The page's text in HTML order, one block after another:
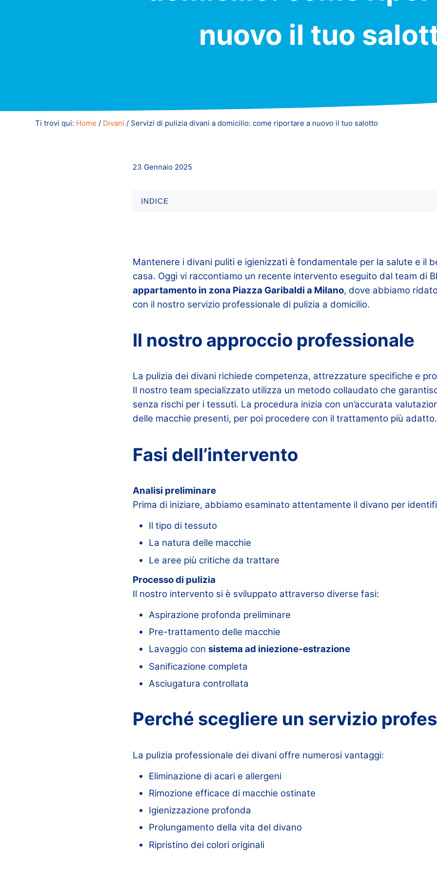
nuovo il tuo
Ti trovi qui: Home / Divani / Servizi di pulizia divani a domicilio: come riportare a nuovo il tuo salotto
23 Gennaio 2025
INDICE
Mantenere i divani puliti e igienizzati è fondamentale per la salute e il
casa. Oggi vi raccontiamo un recente intervento eseguito dal team di
appartamento in zona Piazza Garibaldi a Milano, dove abbiamo
con il nostro servizio professionale di pulizia a domicilio.
Il nostro approccio professionale
La pulizia dei divani richiede competenza, attrezzature specifiche e
Il nostro team specializzato utilizza un metodo collaudato che
senza rischi per i tessuti. La procedura inizia con un’accurata
delle macchie presenti, per poi procedere con il trattamento più adatto.
Fasi dell’intervento
Analisi preliminare
Prima di iniziare, abbiamo esaminato attentamente il divano per
Il tipo di tessuto
La natura delle macchie
Le aree più critiche da trattare
Processo di pulizia
Il nostro intervento si è sviluppato attraverso diverse fasi:
Aspirazione profonda preliminare
Pre-trattamento delle macchie
Lavaggio con sistema ad iniezione-estrazione
Sanificazione completa
Asciugatura controllata
Perché scegliere un servizio
La pulizia professionale dei divani offre numerosi vantaggi:
Eliminazione di acari e allergeni
Rimozione efficace di macchie ostinate
Igienizzazione profonda
Prolungamento della vita del divano
Ripristino dei colori originali